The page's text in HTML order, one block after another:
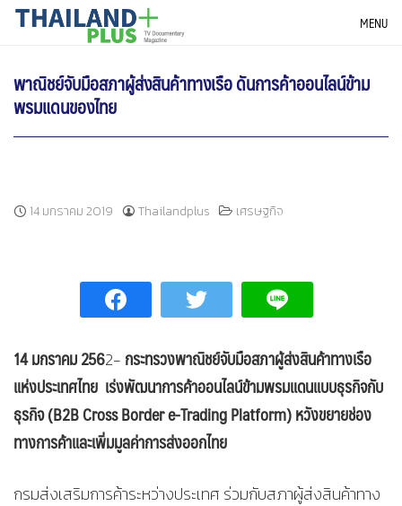
SkipTHAILANDPLUS NEWS MENU
พาณิชย์จับมือสภาผู้ส่งสินค้าทางเรือ ดันการค้าออนไลน์ข้าม
พรมแดนของไทย
14 มกราคม 2019 Thailandplus เศรษฐกิจ
14 มกราคม 2562- กระทรวงพาณิชย์จับมือสภาผู้ส่งสินค้าทางเรือ
แห่งประเทศไทย เร่งพัฒนาการค้าออนไลน์ข้ามพรมแดนแบบธุรกิจกับ
ธุรกิจ (B2B Cross Border e-Trading Platform) หวังขยายช่อง
ทางการค้าและเพิ่มมูลค่าการส่งออกไทย
กรมส่งเสริมการค้าระหว่างประเทศ ร่วมกับสภาผู้ส่งสินค้าทาง